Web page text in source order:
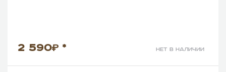
2 590 * нет в наличии